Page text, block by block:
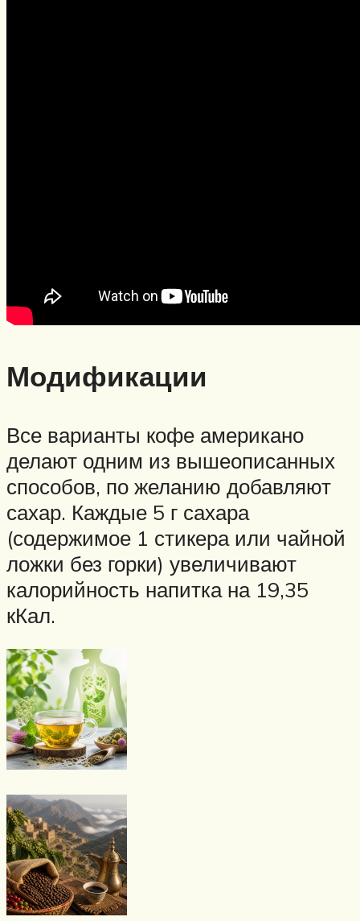
Модификации
Все варианты кофе американо
делают одним из вышеописанных
способов, по желанию добавляют
сахар. Каждые 5 г сахара
(содержимое 1 стикера или чайной
ложки без горки) увеличивают
калорийность напитка на 19,35
кКал.